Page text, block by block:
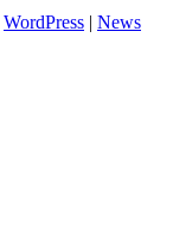
WordPress | News